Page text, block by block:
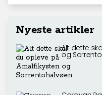
Nyeste artikler
Alt dette
og